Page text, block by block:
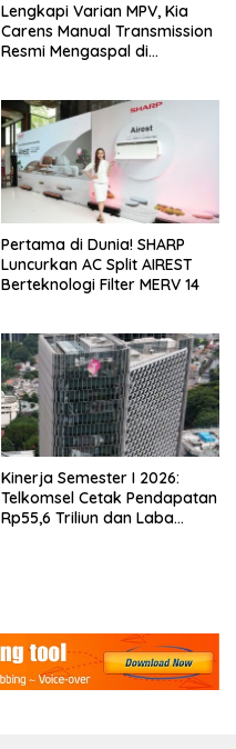
Lengkapi Varian MPV, Kia
Carens Manual Transmission
Resmi Mengaspal di
Pertama di Dunia! SHARP
Luncurkan AC Split AIREST
Berteknologi Filter MERV 14
Kinerja Semester I 2026:
Telkomsel Cetak Pendapatan
Rp55,6 Triliun dan Laba